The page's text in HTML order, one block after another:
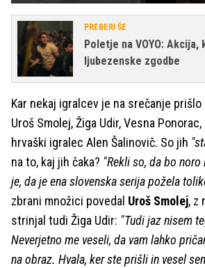
PREBERI ŠE
Poletje na VOYO:
ljubezenske zgodbe
Kar nekaj igralcev je na srečanje
Uroš Smolej, Žiga Udir, Vesna
hrvaški igralec Alen Šalinovič. So jih
na to, kaj jih čaka? "Rekli so, da bo
je, da je ena slovenska serija požela
zbrani množici povedal Uroš Smolej, z
strinjal tudi Žiga Udir: "Tudi jaz nisem
Neverjetno me veseli, da vam lahko
na obraz. Hvala, ker ste prišli in vesel